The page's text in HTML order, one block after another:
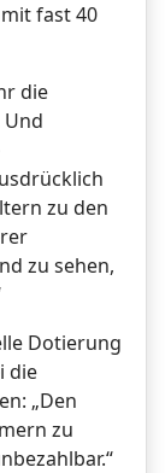
fast 40
die
zu den
zu sehen,
Dotierung
die
„Den
zu